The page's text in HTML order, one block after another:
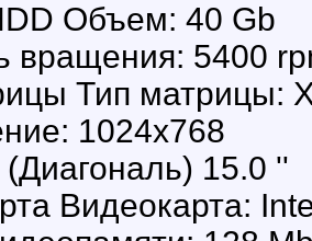
Объем: 40 Gb
вращения: 5400
Тип матрицы:
1024x768
15.0 ''
Видеокарта: